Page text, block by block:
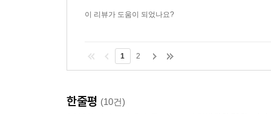
이 리뷰가 도움이 되었나요?
1 2
한줄평 (10건)